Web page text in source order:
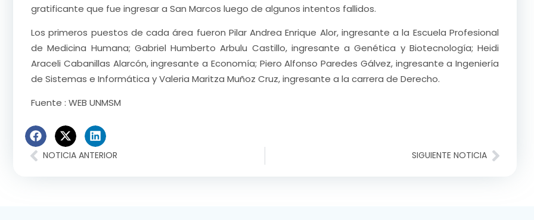
gratificante que fue ingresar a San Marcos luego de algunos intentos fallidos.
Los primeros puestos de cada área fueron Pilar Andrea Enrique Alor, ingresante a la Escuela Profesional
de Medicina Humana; Gabriel Humberto Arbulu Castillo, ingresante a Genética y Biotecnología; Heidi
Araceli Cabanillas Alarcón, ingresante a Economía; Piero Alfonso Paredes Gálvez, ingresante a Ingeniería
de Sistemas e Informática y Valeria Maritza Muñoz Cruz, ingresante a la carrera de Derecho.
Fuente : WEB UNMSM
NOTICIA ANTERIOR SIGUIENTE NOTICIA